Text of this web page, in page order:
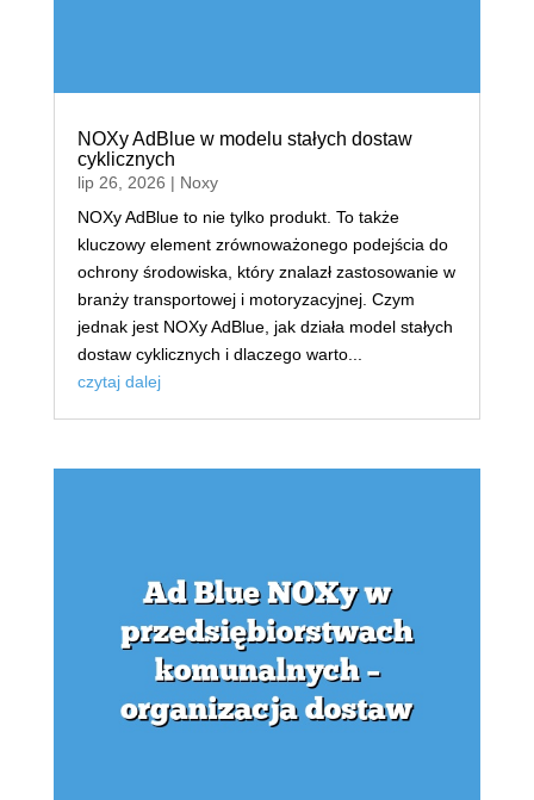
NOXy AdBlue w modelu stałych dostaw
cyklicznych
lip 26, 2026 | Noxy
NOXy AdBlue to nie tylko produkt. To także
kluczowy element zrównoważonego podejścia do
ochrony środowiska, który znalazł zastosowanie w
branży transportowej i motoryzacyjnej. Czym
jednak jest NOXy AdBlue, jak działa model stałych
dostaw cyklicznych i dlaczego warto...
czytaj dalej